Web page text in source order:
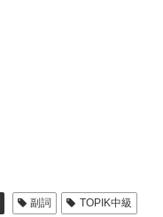
副詞 TOPIK中級